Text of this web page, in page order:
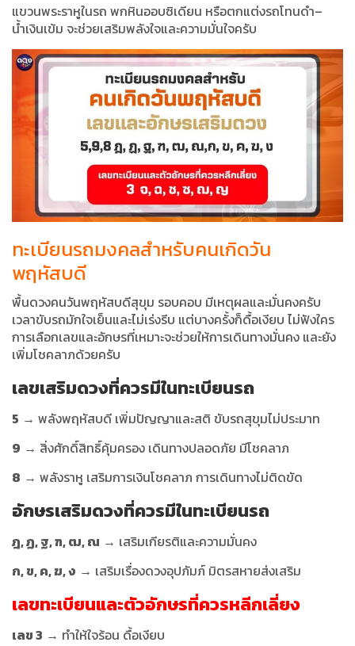
แขวนพระราหูในรถ พกหินออบซิเดียน หรือตกแต่งรถโทนดำ–
น้ำเงินเข้ม จะช่วยเสริมพลังใจและความมั่นใจครับ
ทะเบียนรถมงคลสำหรับคนเกิดวัน
พฤหัสบดี
พื้นดวงคนวันพฤหัสบดีสุขุม รอบคอบ มีเหตุผลและมั่นคงครับ
เวลาขับรถมักใจเย็นและไม่เร่งรีบ แต่บางครั้งก็ดื้อเงียบ ไม่ฟังใคร
การเลือกเลขและอักษรที่เหมาะจะช่วยให้การเดินทางมั่นคง และยัง
เพิ่มโชคลาภด้วยครับ
เลขเสริมดวงที่ควรมีในทะเบียนรถ
5 → พลังพฤหัสบดี เพิ่มปัญญาและสติ ขับรถสุขุมไม่ประมาท
9 → สิ่งศักดิ์สิทธิ์คุ้มครอง เดินทางปลอดภัย มีโชคลาภ
8 → พลังราหู เสริมการเงินโชคลาภ การเดินทางไม่ติดขัด
อักษรเสริมดวงที่ควรมีในทะเบียนรถ
ฎ, ฏ, ฐ, ฑ, ฒ, ณ → เสริมเกียรติและความมั่นคง
ก, ข, ค, ฆ, ง → เสริมเรื่องดวงอุปภัมภ์ มิตรสหายส่งเสริม
เลขทะเบียนและตัวอักษรที่ควรหลีกเลี่ยง
เลข 3 → ทำให้ใจร้อน ดื้อเงียบ